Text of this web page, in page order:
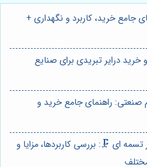
جامع خرید، کاربرد و نگهداری +
خرید درایر تبریدی برای صنایع
صنعتی: راهنمای جامع خرید و
ای 🗜️: بررسی کاربردها، مزایا و